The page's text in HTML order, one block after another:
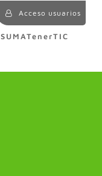
Acceso usuarios
SUMATenerTIC